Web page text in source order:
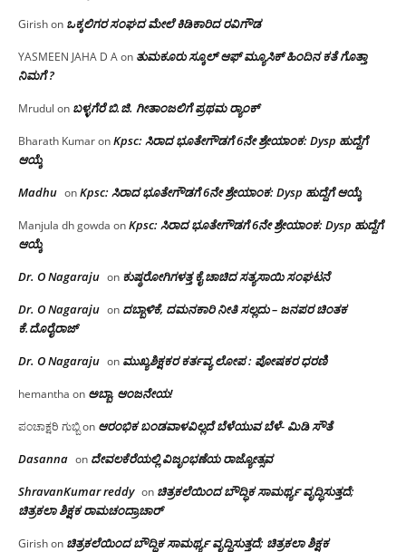
Girishon ಒಕ್ಕಲಿಗರ ಸಂಘದ ಮೇಲೆ ಕಿಡಿಕಾರಿದ ರವಿಗೌಡ
YASMEEN JAHA D Aon ತುಮಕೂರು ಸ್ಕೂಲ್ ಆಫ್ ಮ್ಯೂಸಿಕ್ ಹಿಂದಿನ ಕತೆ ಗೊತ್ತಾ
ನಿಮಗೆ ?
Mrudul on ಬಳ್ಳಗೆರೆ ಬಿ.ಜಿ. ಗೀತಾಂಜಲಿಗೆ ಪ್ರಥಮ ರ‌್ಯಾಂಕ್
Bharath KumaronKpsc: ಸಿರಾದ ಭೂತೇಗೌಡಗೆ 6ನೇ ಶ್ರೇಯಾಂಕ: Dysp ಹುದ್ದೆಗೆ
ಆಯ್ಕೆ
Madhu onKpsc: ಸಿರಾದ ಭೂತೇಗೌಡಗೆ 6ನೇ ಶ್ರೇಯಾಂಕ: Dysp ಹುದ್ದೆಗೆ ಆಯ್ಕೆ
Manjula dh gowda onKpsc: ಸಿರಾದ ಭೂತೇಗೌಡಗೆ 6ನೇ ಶ್ರೇಯಾಂಕ: Dysp ಹುದ್ದೆಗೆ
ಆಯ್ಕೆ
Dr. O Nagaraju on ಕುಷ್ಠರೋಗಿಗಳತ್ತ ಕೈ ಚಾಚಿದ ಸತ್ಯಸಾಯಿ ಸಂಘಟನೆ
Dr. O Nagaraju on ದಬ್ಬಾಳಿಕೆ, ದಮನಕಾರಿ ನೀತಿ ಸಲ್ಲದು – ಜನಪರ ಚಿಂತಕ
ಕೆ.ದೊರೈರಾಜ್
Dr. O Nagaraju on ಮುಖ್ಯಶಿಕ್ಷಕರ ಕರ್ತವ್ಯ ಲೋಪ : ಪೋಷಕರ ಧರಣಿ
hemantha on ಅಬ್ಬಾ, ಆಂಜನೇಯ!
ಪಂಚಾಕ್ಷರಿ ಗುಬ್ಬಿon ಆರಂಭಿಕ ಬಂಡವಾಳವಿಲ್ಲದೆ ಬೆಳೆಯುವ ಬೆಳೆ- ಮಿಡಿ ಸೌತೆ
Dasanna on ದೇವಲಕೆರೆಯಲ್ಲಿ ವಿಜೃಂಭಣೆಯ ರಾಜ್ಯೋತ್ಸವ
ShravanKumar reddy on ಚಿತ್ರಕಲೆಯಿಂದ ಬೌದ್ಧಿಕ ಸಾಮರ್ಥ್ಯ ವೃದ್ಧಿಸುತ್ತದೆ;
ಚಿತ್ರಕಲಾ ಶಿಕ್ಷಕ ರಾಮಚಂದ್ರಾಚಾರ್
Girishon ಚಿತ್ರಕಲೆಯಿಂದ ಬೌದ್ಧಿಕ ಸಾಮರ್ಥ್ಯ ವೃದ್ಧಿಸುತ್ತದೆ; ಚಿತ್ರಕಲಾ ಶಿಕ್ಷಕ